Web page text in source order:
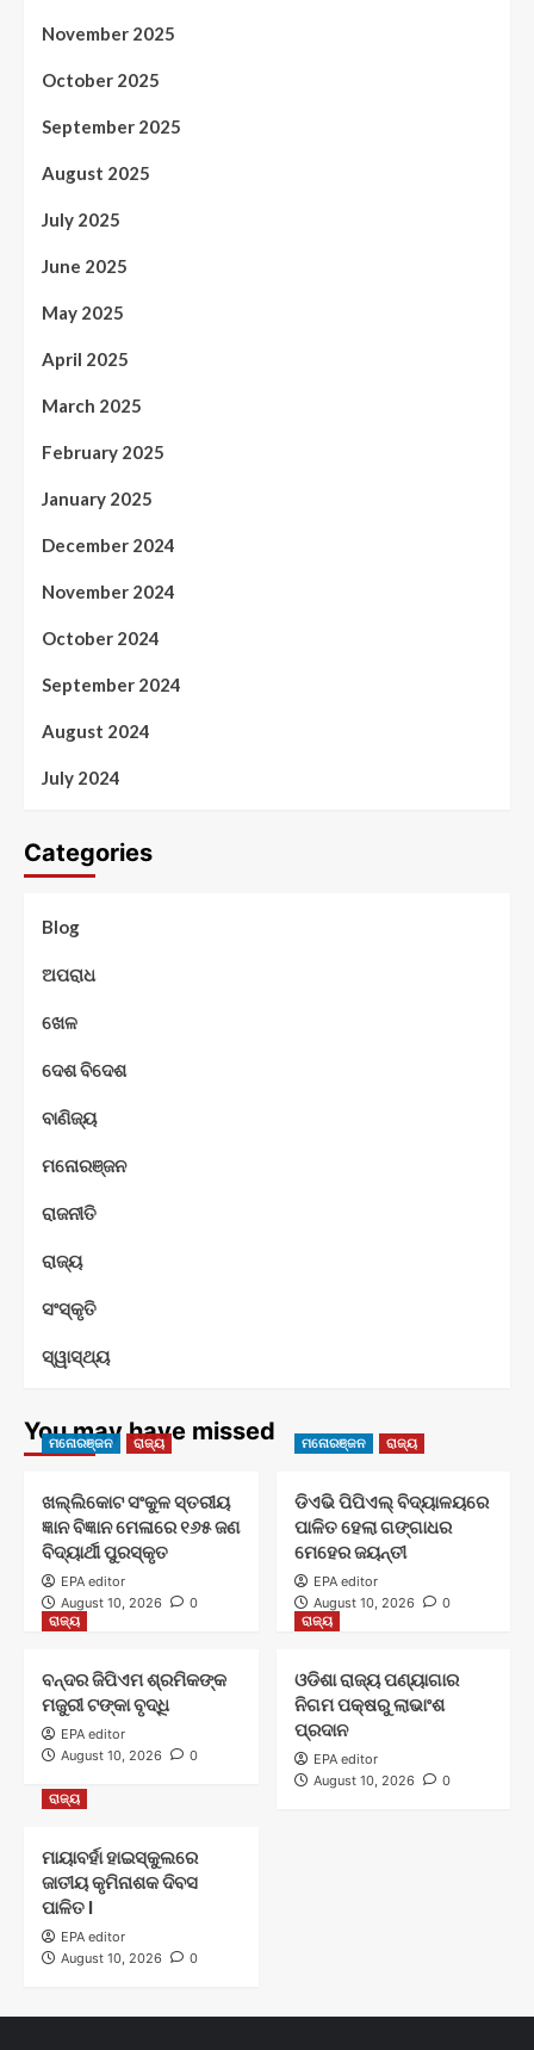
November 2025
October 2025
September 2025
August 2025
July 2025
June 2025
May 2025
April 2025
March 2025
February 2025
January 2025
December 2024
November 2024
October 2024
September 2024
August 2024
July 2024
Categories
Blog
ଅପରାଧ
ଖେଳ
ଦେଶ ବିଦେଶ
ବାଣିଜ୍ୟ
ମନୋରଞ୍ଜନ
ରାଜନୀତି
ରାଜ୍ୟ
ସଂସ୍କୃତି
ସ୍ୱାସ୍ଥ୍ୟ
You may have missed
ମନୋରଞ୍ଜନ ରାଜ୍ୟ
ଖଲ୍ଲିକୋଟ ସଂକୁଳ ସ୍ତରୀୟ
ଜ୍ଞାନ ବିଜ୍ଞାନ ମେଳାରେ ୧୬୫ ଜଣ
ବିଦ୍ୟାର୍ଥୀ ପୁରସ୍କୃତ
EPA editor
August 10, 2026
0
ମନୋରଞ୍ଜନ ରାଜ୍ୟ
ଡିଏଭି ପିପିଏଲ୍ ବିଦ୍ୟାଳୟରେ
ପାଳିତ ହେଲା ଗଙ୍ଗାଧର
ମେହେର ଜୟନ୍ତୀ
EPA editor
August 10, 2026
0
ରାଜ୍ୟ
ବନ୍ଦର ଜିପିଏମ ଶ୍ରମିକଙ୍କ
ମଜୁରୀ ଟଙ୍କା ବୃଦ୍ଧି
EPA editor
August 10, 2026
0
ରାଜ୍ୟ
ଓଡିଶା ରାଜ୍ୟ ପଣ୍ୟାଗାର
ନିଗମ ପକ୍ଷରୁ ଲାଭାଂଶ
ପ୍ରଦାନ
EPA editor
August 10, 2026
0
ରାଜ୍ୟ
ମାୟାବର୍ହା ହାଇସ୍କୁଲରେ
ଜାତୀୟ କୃମିନାଶକ ଦିବସ
ପାଳିତ l
EPA editor
August 10, 2026
0